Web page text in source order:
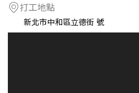
打工地點
新北市中和區立德街 號